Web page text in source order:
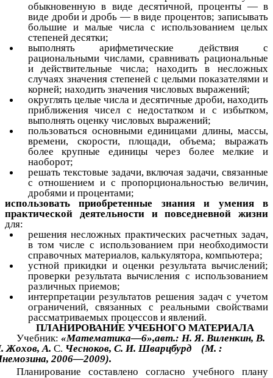
обыкновенную в виде десятичной, проценты — в
виде дроби и дробь — в виде процентов; записывать
большие и малые числа с использованием целых
степеней десятки;
выполнять арифметические действия с
рациональными числами, сравнивать рациональные
и действительные числа; находить в несложных
случаях значения степеней с целыми показателями и
корней; находить значения числовых выражений;
округлять целые числа и десятичные дроби, находить
приближения чисел с недостатком и с избытком,
выполнять оценку числовых выражений;
пользоваться основными единицами длины, массы,
времени, скорости, площади, объема; выражать
более крупные единицы через более мелкие и
наоборот;
решать текстовые задачи, включая задачи, связанные
с отношением и с пропорциональностью величин,
дробями и процентами;
использовать приобретенные знания и умения в
практической деятельности и повседневной жизни
для:
решения несложных практических расчетных задач,
в том числе c использованием при необходимости
справочных материалов, калькулятора, компьютера;
устной прикидки и оценки результата вычислений;
проверки результата вычисления с использованием
различных приемов;
интерпретации результатов решения задач с учетом
ограничений, связанных с реальными свойствами
рассматриваемых процессов и явлений.
ПЛАНИРОВАНИЕ УЧЕБНОГО МАТЕРИАЛА
Учебник: «Математика—6»,авт.: Н. Я. Виленкин, В.
Жохов, А.С. Чесноков, С. И. Шварцбурд (М. :
2006—2009).
Планирование составлено согласно учебного плану